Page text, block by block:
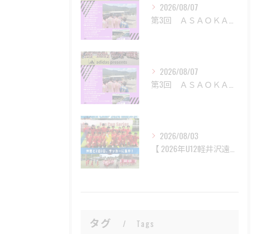
2026/08/07
第3回 ＡＳＡＯＫＡサッカーフェスティバルを開催
2026/08/07
第3回 ＡＳＡＯＫＡサッカーフェスティバルを開催
2026/08/03
【 2026年U12軽井沢遠征 】
タグ Tags